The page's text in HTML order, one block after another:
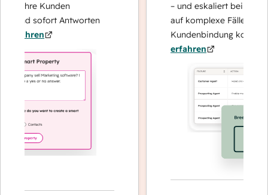
Ihre Kunden
sofort Antworten
– und eskaliert bei Bedarf,
auf komplexe Fälle und den
Kundenbindung
erfahren